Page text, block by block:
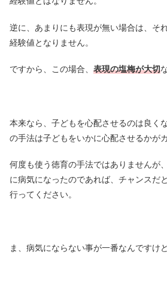
逆に、あまりにも表現が無い場合は、そ
経験値となりません。
ですから、この場合、 表現の塩梅が大切
本来なら、子どもを心配させるのは良く
の手法は子どもをいかに心配させるかが
何度も使う徳育の手法ではありませんが
に病気になったのであれば、チャンスだ
行ってください。
ま、病気にならない事が一番なんですけど